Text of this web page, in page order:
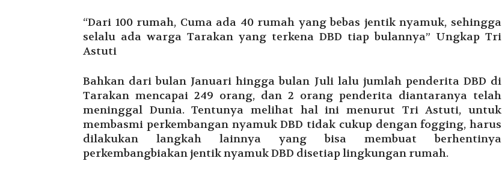
“Dari 100 rumah, Cuma ada 40 rumah yang bebas jentik nyamuk, sehingga
selalu ada warga Tarakan yang terkena DBD tiap bulannya” Ungkap Tri
Astuti
Bahkan dari bulan Januari hingga bulan Juli lalu jumlah penderita DBD di
Tarakan mencapai 249 orang, dan 2 orang penderita diantaranya telah
meninggal Dunia. Tentunya melihat hal ini menurut Tri Astuti, untuk
membasmi perkembangan nyamuk DBD tidak cukup dengan fogging, harus
dilakukan langkah lainnya yang bisa membuat berhentinya
perkembangbiakan jentik nyamuk DBD disetiap lingkungan rumah.